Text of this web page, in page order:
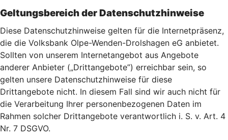
Geltungsbereich der Datenschutzhinweise
Diese Datenschutzhinweise gelten für die Internetpräsenz,
die die Volksbank Olpe-Wenden-Drolshagen eG anbietet.
Sollten von unserem Internetangebot aus Angebote
anderer Anbieter („Drittangebote”) erreichbar sein, so
gelten unsere Datenschutzhinweise für diese
Drittangebote nicht. In diesem Fall sind wir auch nicht für
die Verarbeitung Ihrer personenbezogenen Daten im
Rahmen solcher Drittangebote verantwortlich i. S. v. Art. 4
Nr. 7 DSGVO.